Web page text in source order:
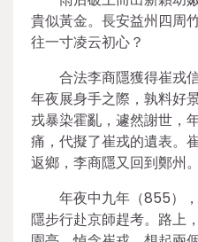
貴似黃金。長安益州四周
往一寸凌云初心？
合法李商隱獲得崔戎
年夜展身手之際，孰料好
戎暴染霍亂，遽然謝世，
痛，代擬了崔戎的遺表。
返鄉，李商隱又回到鄭州。
年夜中九年（855）
隱步行赴京師趕考。路上